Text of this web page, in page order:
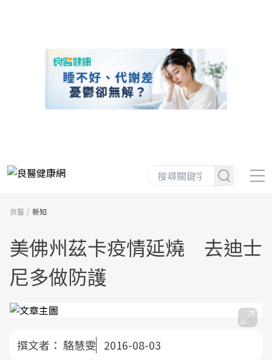
良醫 新知
美佛州茲卡疫情延燒 去迪士
尼多做防護
撰文者： 駱慧雯 2016-08-03